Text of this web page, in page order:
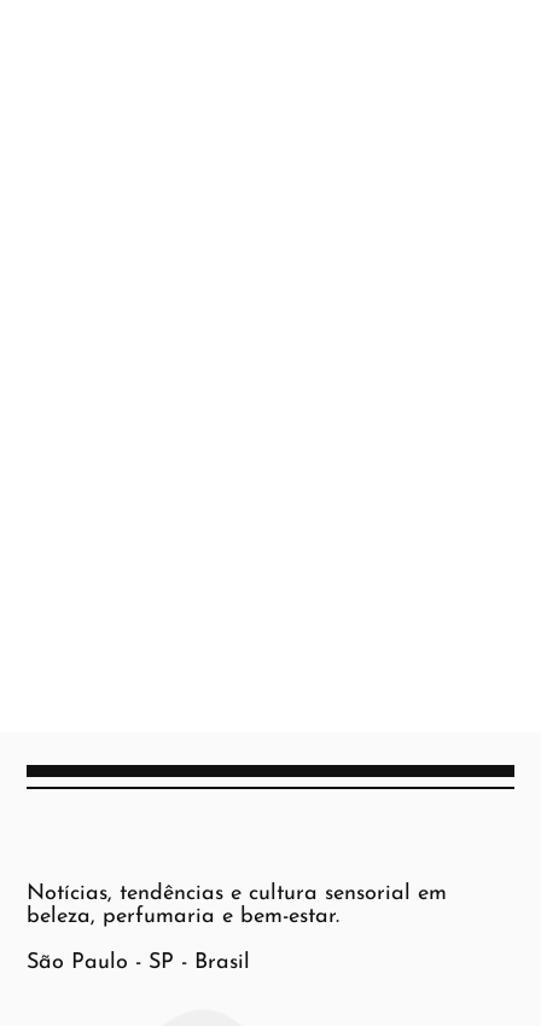
Notícias, tendências e cultura sensorial em
beleza, perfumaria e bem-estar.
São Paulo - SP - Brasil